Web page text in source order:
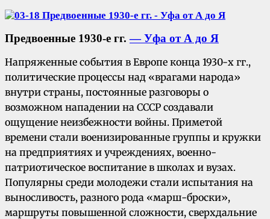
Предвоенные 1930-е гг.— Уфа от А до Я
Напряженные события в Европе конца 1930-х гг.,
политические процессы над «врагами народа»
внутри страны, постоянные разговоры о
возможном нападении на СССР создавали
ощущение неизбежности войны. Приметой
времени стали военизированные группы и кружки
на предприятиях и учреждениях, военно-
патриотическое воспитание в школах и вузах.
Популярны среди молодежи стали испытания на
выносливость, разного рода «марш-броски»,
маршруты повышенной сложности, сверхдальние